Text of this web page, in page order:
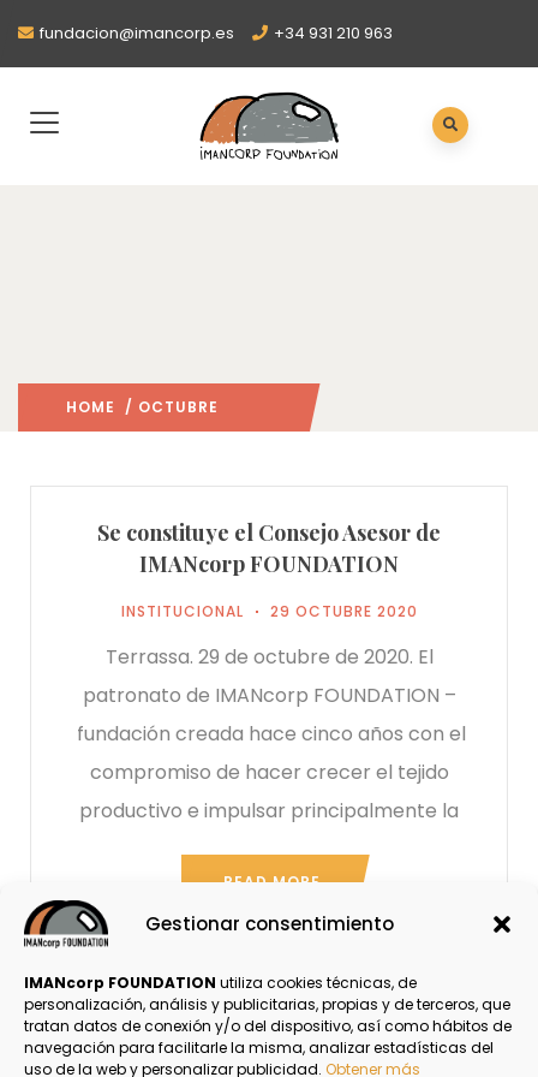
Gestionar consentimiento
IMANcorp FOUNDATION utiliza cookies técnicas, de
personalización, análisis y publicitarias, propias y de terceros, que
tratan datos de conexión y/o del dispositivo, así como hábitos de
navegación para facilitarle la misma, analizar estadísticas del
uso de la web y personalizar publicidad. Obtener más
fundacion@imancorp.es +34 931 210 963
HOME / OCTUBRE
Se constituye el Consejo Asesor de
IMANcorp FOUNDATION
INSTITUCIONAL 29 OCTUBRE 2020
Terrassa. 29 de octubre de 2020. El
patronato de IMANcorp FOUNDATION –
fundación creada hace cinco años con el
compromiso de hacer crecer el tejido
productivo e impulsar principalmente la
READ MORE
Política de Privacidad